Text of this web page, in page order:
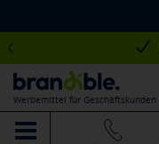
Werbemittel für Geschäftskunden